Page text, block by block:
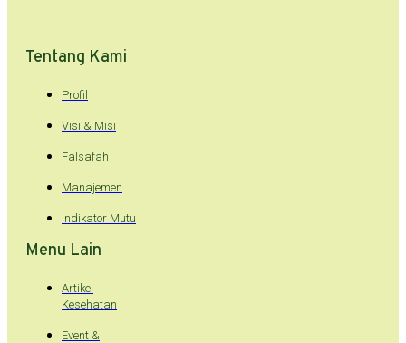
Tentang Kami
Profil
Visi & Misi
Falsafah
Manajemen
Indikator Mutu
Menu Lain
Artikel
Kesehatan
Event &